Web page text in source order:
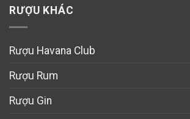
RƯỢU KHÁC
Rượu Havana Club
Rượu Rum
Rượu Gin